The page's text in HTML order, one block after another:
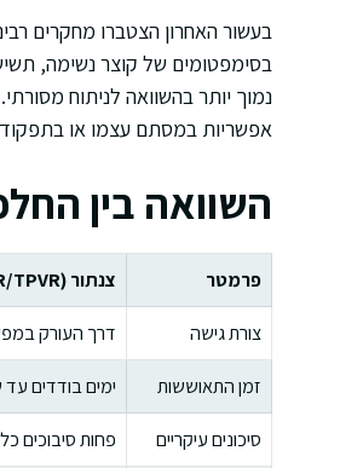
בעשור האחרון הצטברו מחקרים
בסימפטומים של קוצר נשימה,
נמוך יותר בהשוואה לניתוח
אפשריות במסתם עצמו או
השוואה בין
פרמטר צנתור (TAVR/TPVR)
צורת גישה
דרך העורק
זמן התאוששות
ימים בודדים
סיכונים עיקריים
פחות סיבוכים